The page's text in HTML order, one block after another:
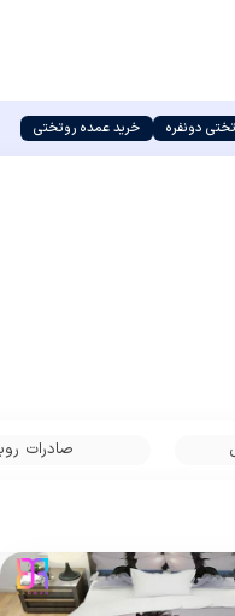
دونفره خرید عمده روتختی
صادرات